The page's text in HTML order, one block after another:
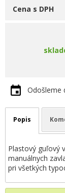
Cena s DPH
Odošleme
Popis
Plastový guľový
manuálnych
pri všetkých